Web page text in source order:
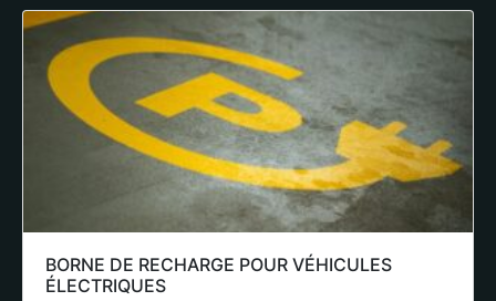
BORNE DE RECHARGE POUR VÉHICULES
ÉLECTRIQUES